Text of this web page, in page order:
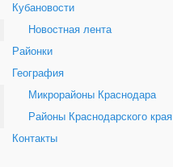
Кубановости
Новостная лента
Районки
География
Микрорайоны Краснодара
Районы Краснодарского края
Контакты